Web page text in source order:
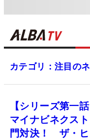
カテゴリ：注目の
【シリーズ第一
マイナビネクス
門対決！ ザ・ヒ